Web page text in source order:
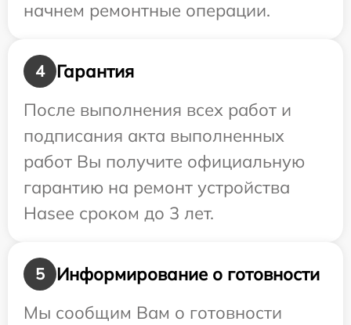
начнем ремонтные операции.
4
Гарантия
После выполнения всех работ и
подписания акта выполненных
работ Вы получите официальную
гарантию на ремонт устройства
Hasee сроком до 3 лет.
5
Информирование о готовности
Мы сообщим Вам о готовности